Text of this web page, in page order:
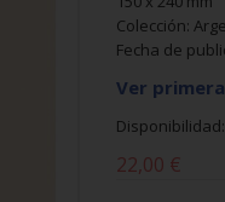
Colección:
Fecha de
Ver
Disponibilidad:
22,00 €